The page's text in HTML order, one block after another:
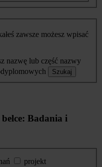
zawsze możesz wpisać
nazwę lub część nazwy
Szukaj
Badania i
projekt